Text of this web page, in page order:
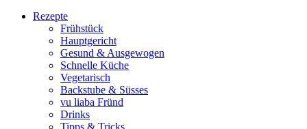
Rezepte
Frühstück
Hauptgericht
Gesund & Ausgewogen
Schnelle Küche
Vegetarisch
Backstube & Süsses
vu liaba Fründ
Drinks